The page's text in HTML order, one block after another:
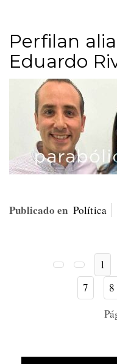
Perfilan
Eduardo
Publicado en Política
1
7
8